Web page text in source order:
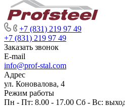
+7 (831) 219 97 49
+7 (831) 219 97 49
Заказать звонок
E-mail
info@prof-stal.com
Адрес
ул. Коновалова, 4
Режим работы
Пн - Пт: 8.00 - 17.00 Сб - Вс: